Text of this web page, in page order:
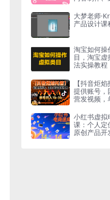
大梦老师
产品设计课
淘宝如何操
目，淘宝
法实操教程
【抖音炬
提供账号，
营发视频，
小红书虚拟
课：个人定
原创产品开